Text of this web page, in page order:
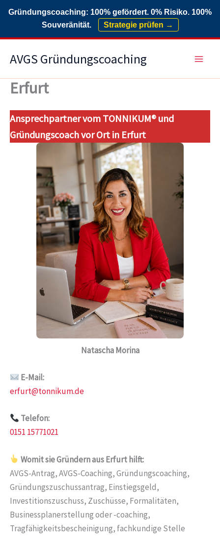
Gründungscoaching: 100% gefördert. 0% Risiko. 100%
Souveränität.
Strategie prüfen →
InhaltAVGS Gründungscoaching
Erfurt
Ansprechpartner vom TONNIKUM® und
Gründungscoach vor Ort in Erfurt
Natascha Morina
E-Mail:
erfurt@tonnikum.de
Telefon:
0151 15771021
Womit sie Gründern aus Erfurt hilft:
AVGS-Antrag, AVGS-Coaching, Gründungscoaching,
Gründungszuschussantrag, Einstiegsgeld,
Investitionszuschuss, Zuschüsse, Formalitäten,
Businessplanerstellung oder -coaching,
Tragfähigkeitsbescheinigung, fachkundige Stelle